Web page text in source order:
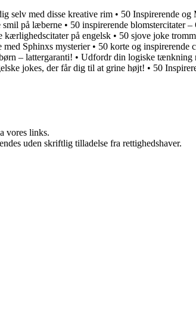
selv med disse kreative rim • 50 Inspirerende og
smil på læberne • 50 inspirerende blomstercitater
kærlighedscitater på engelsk • 50 sjove joke
Sphinxs mysterier• 50 korte og inspirerende
– lattergaranti! • Udfordr din logiske tænkning
jokes, der får dig til at grine højt! • 50
vores links.
uden skriftlig tilladelse fra rettighedshaver.